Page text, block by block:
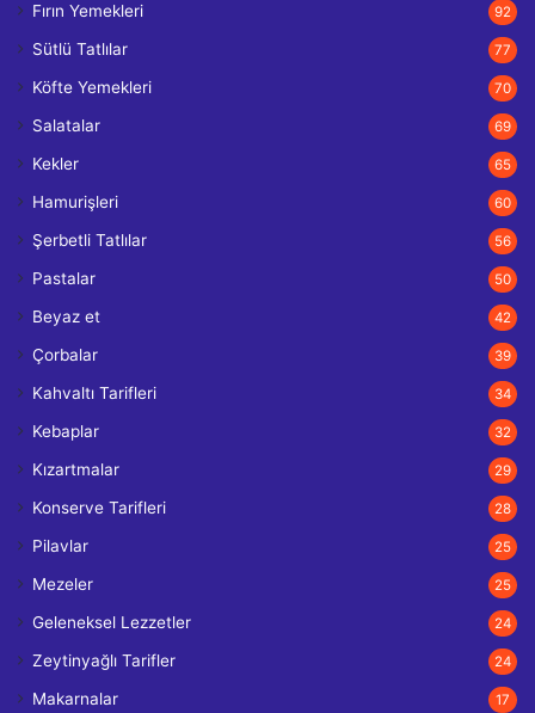
Fırın Yemekleri 92
Sütlü Tatlılar 77
Köfte Yemekleri 70
Salatalar 69
Kekler 65
Hamurişleri 60
Şerbetli Tatlılar 56
Pastalar 50
Beyaz et 42
Çorbalar 39
Kahvaltı Tarifleri 34
Kebaplar 32
Kızartmalar 29
Konserve Tarifleri 28
Pilavlar 25
Mezeler 25
Geleneksel Lezzetler 24
Zeytinyağlı Tarifler 24
Makarnalar 17